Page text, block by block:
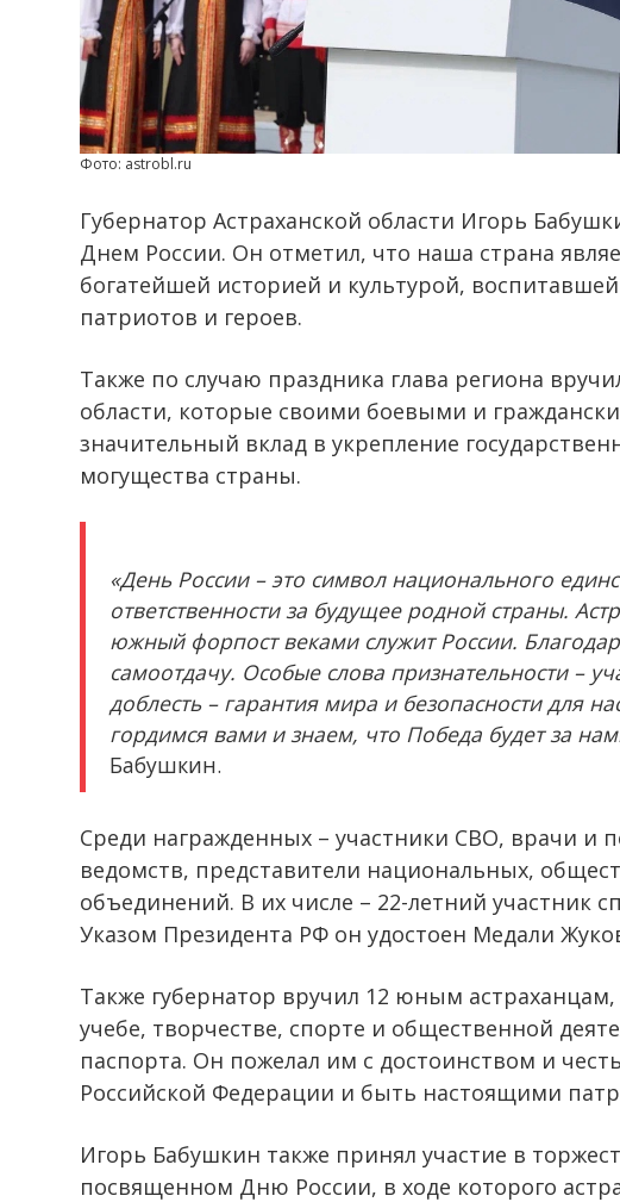
Фото: astrobl.ru
Губернатор Астраханской области Игорь
Днем России. Он отметил, что наша страна
богатейшей историей и культурой,
патриотов и героев.
Также по случаю праздника глава региона
области, которые своими боевыми и
значительный вклад в укрепление
могущества страны.
«День России – это символ национального
ответственности за будущее родной страны.
южный форпост веками служит России.
самоотдачу. Особые слова признательности –
доблесть – гарантия мира и безопасности для
гордимся вами и знаем, что Победа будет за
Бабушкин.
Среди награжденных – участники СВО, врачи и
ведомств, представители национальных,
объединений. В их числе – 22-летний участник
Указом Президента РФ он удостоен Медали
Также губернатор вручил 12 юным
учебе, творчестве, спорте и общественной
паспорта. Он пожелал им с достоинством и
Российской Федерации и быть настоящими
Игорь Бабушкин также принял участие в
посвященном Дню России, в ходе которого